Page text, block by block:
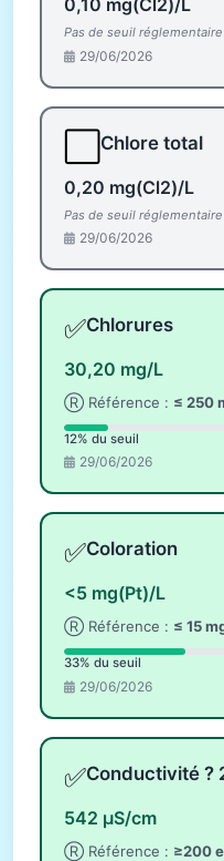
0,10 mg(Cl2)/L
Pas de seuil réglementaire
29/06/2026
Chlore total
0,20 mg(Cl2)/L
Pas de seuil réglementaire
29/06/2026
✅Chlorures
30,20 mg/L
Ⓡ Référence : ≤ 250
12% du seuil
29/06/2026
✅Coloration
<5 mg(Pt)/L
Ⓡ Référence : ≤ 15
33% du seuil
29/06/2026
✅Conductivité ?
542 µS/cm
Ⓡ Référence : ≥200